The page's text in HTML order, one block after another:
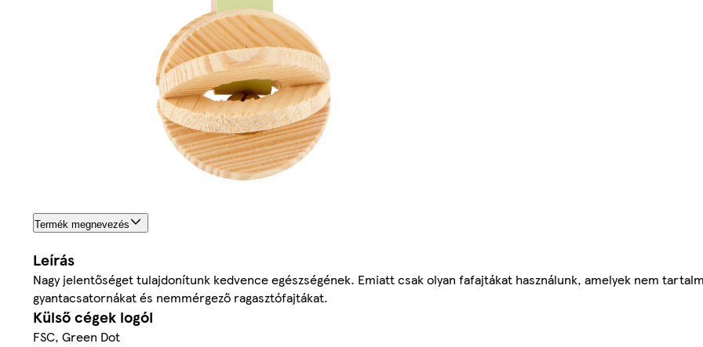
Termék megnevezés
Leírás
Nagy jelentőséget tulajdonítunk kedvence egészségének. Emiatt csak olyan fafajtákat használunk, amelyek nem
gyantacsatornákat és nemmérgező ragasztófajtákat.
Külső cégek logói
FSC, Green Dot